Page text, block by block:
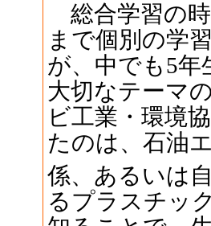
総合学習の
まで個別の学
が、中でも5年
大切なテーマ
ビ工業・環境
たのは、石油
係、あるいは
るプラスチッ